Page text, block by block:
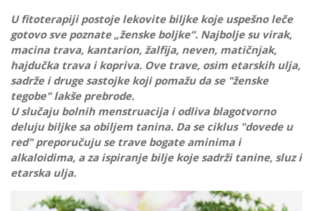
U fitoterapiji postoje lekovite biljke koje uspešno leče
gotovo sve poznate „ženske boljke“. Najbolje su virak,
macina trava, kantarion, žalfija, neven, matičnjak,
hajdučka trava i kopriva. Ove trave, osim etarskih ulja,
sadrže i druge sastojke koji pomažu da se "ženske
tegobe" lakše prebrode.
U slučaju bolnih menstruacija i odliva blagotvorno
deluju biljke sa obiljem tanina. Da se ciklus "dovede u
red" preporučuju se trave bogate aminima i
alkaloidima, a za ispiranje bilje koje sadrži tanine, sluz i
etarska ulja.